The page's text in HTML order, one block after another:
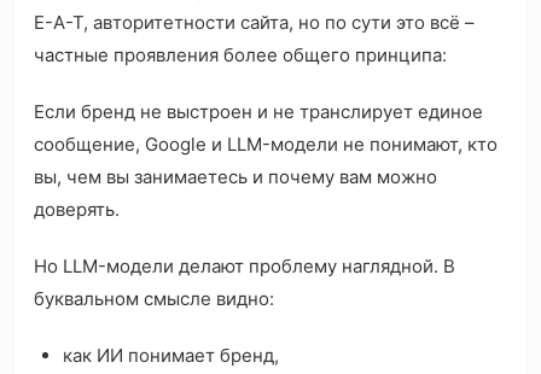
E-A-T, авторитетности сайта, но по сути это всё –
частные проявления более общего принципа:
Если бренд не выстроен и не транслирует единое
сообщение, Google и LLM-модели не понимают, кто
вы, чем вы занимаетесь и почему вам можно
доверять.
Но LLM-модели делают проблему наглядной. В
буквальном смысле видно:
как ИИ понимает бренд,